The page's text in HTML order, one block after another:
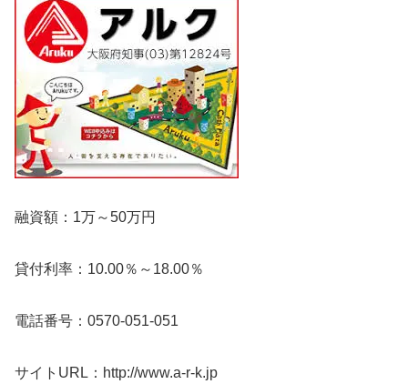
融資額：1万～50万円
貸付利率：10.00％～18.00％
電話番号：0570-051-051
サイトURL：http://www.a-r-k.jp